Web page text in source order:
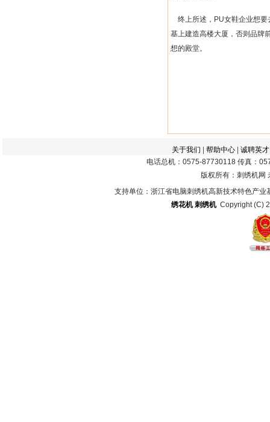
终上所述， PU女鞋企业想要
基上建造高楼大厦，否则品牌
想的殿堂。
关于我们 帮助中心| 诚聘英才
电话总机：0575-87730118 传真：
版权所有：刺绣机网
支持单位：浙江省电脑刺绣机高新技术特色产
绣花机 刺绣机Copyright (C)